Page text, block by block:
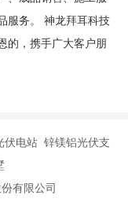
服务。 神龙拜耳科技
的，携手广大客户朋
电站 锌镁铝光伏支
有限公司